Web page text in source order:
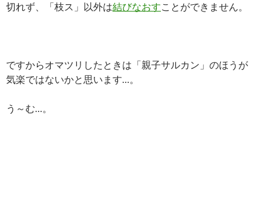
切れず、「枝ス」以外は結びなおすことができません。
ですからオマツリしたときは「親子サルカン」のほうが
気楽ではないかと思います…。
う～む…。